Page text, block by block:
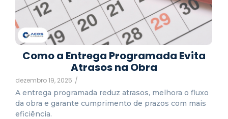
Como a Entrega Programada Evita
Atrasos na Obra
dezembro 19, 2025 /
A entrega programada reduz atrasos, melhora o fluxo
da obra e garante cumprimento de prazos com mais
eficiência.